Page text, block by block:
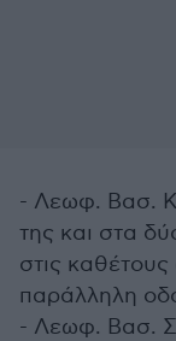
- Λεωφ. Βασ.
της και στα
στις
παράλληλη
- Λεωφ. Βασ.